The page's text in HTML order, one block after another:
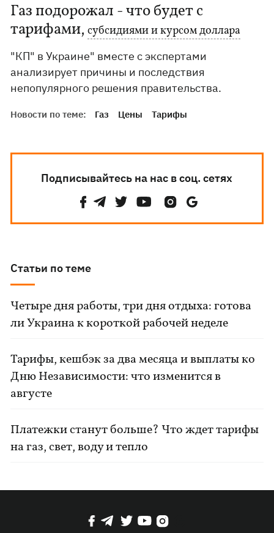
Газ подорожал - что будет с
тарифами,субсидиями и курсом доллара
"КП" в Украине" вместе с экспертами
анализирует причины и последствия
непопулярного решения правительства.
Новости по теме: Газ Цены Тарифы
Подписывайтесь на нас в соц. сетях
Статьи по теме
Четыре дня работы, три дня отдыха: готова
ли Украина к короткой рабочей неделе
Тарифы, кешбэк за два месяца и выплаты ко
Дню Независимости: что изменится в
августе
Платежки станут больше? Что ждет тарифы
на газ, свет, воду и тепло